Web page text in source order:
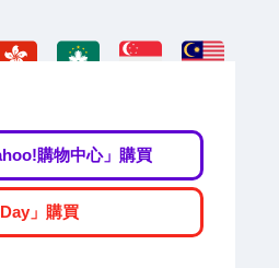
購物中心」購買
」購買